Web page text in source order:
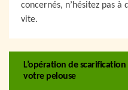
concernés, n’hésitez pas à
vite.
L’opération de
votre pelouse